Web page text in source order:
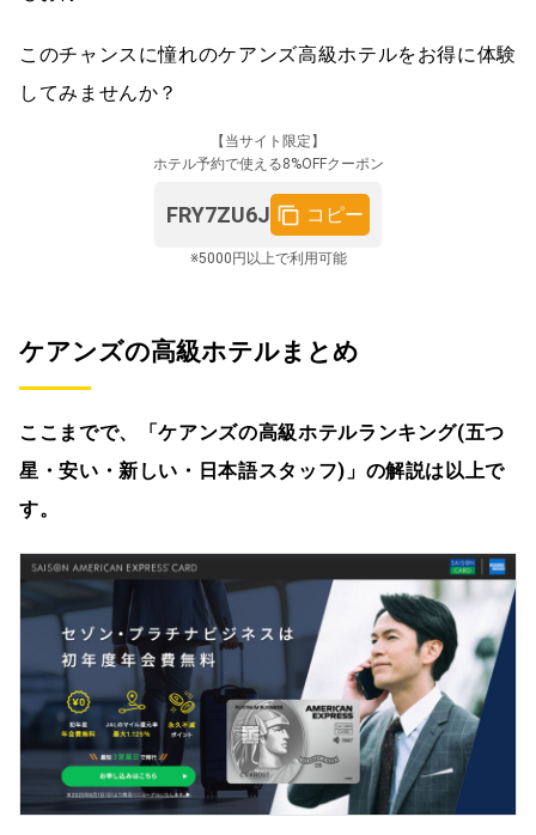
このチャンスに憧れのケアンズ高級ホテルをお得に体験
してみませんか？
【当サイト限定】
ホテル予約で使える8%OFFクーポン
FRY7ZU6J コピー
※5000円以上で利用可能
ケアンズの高級ホテルまとめ
ここまでで、「ケアンズの高級ホテルランキング(五つ
星・安い・新しい・日本語スタッフ)」の解説は以上で
す。